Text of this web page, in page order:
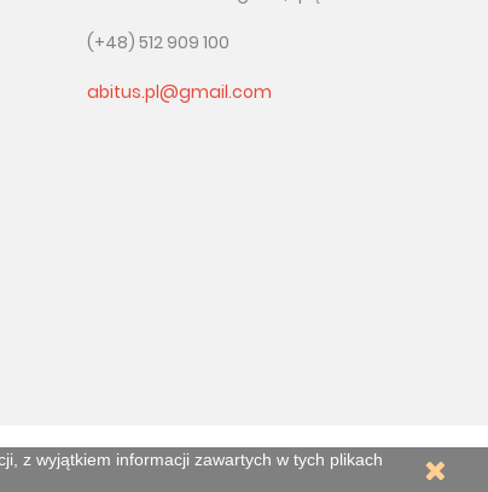
z wyjątkiem informacji zawartych w tych plikach
(+48) 512 909 100
abitus.pl@gmail.com